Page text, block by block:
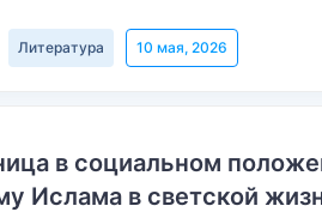
Литература 10 мая, 2026
в социальном
Ислама в светской